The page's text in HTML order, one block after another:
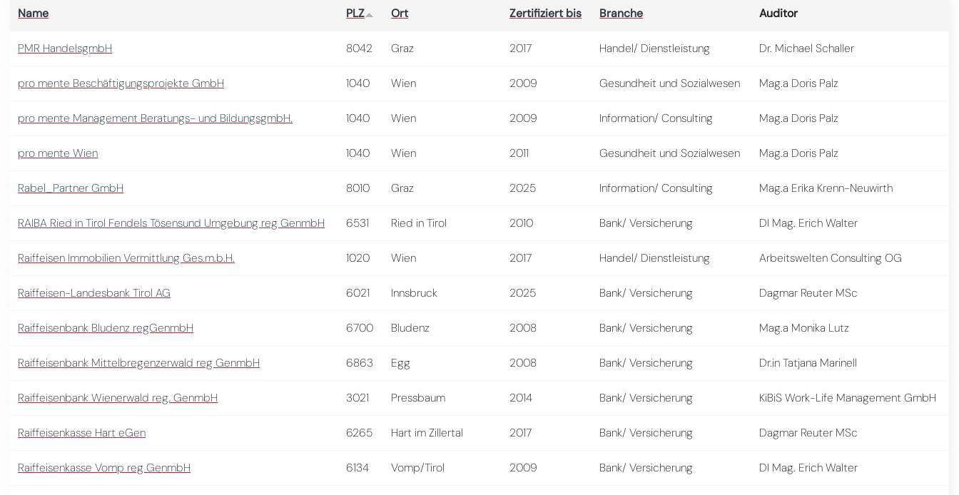
Name PLZ Ort Zertifiziert bis Branche Auditor
PMR HandelsgmbH 8042 Graz 2017 Handel/ Dienstleistung Dr. Michael Schaller
pro mente Beschäftigungsprojekte GmbH 1040 Wien 2009 Gesundheit und Sozialwesen Mag.a Doris Palz
pro mente Management Beratungs- und BildungsgmbH. 1040 Wien 2009 Information/ Consulting Mag.a Doris Palz
pro mente Wien 1040 Wien 2011 Gesundheit und Sozialwesen Mag.a Doris Palz
Rabel_Partner GmbH 8010 Graz 2025 Information/ Consulting Mag.a Erika Krenn-Neuwirth
RAIBA Ried in Tirol Fendels Tösensund Umgebung reg GenmbH 6531 Ried in Tirol 2010 Bank/ Versicherung DI Mag. Erich Walter
Raiffeisen Immobilien Vermittlung Ges.m.b.H. 1020 Wien 2017 Handel/ Dienstleistung Arbeitswelten Consulting OG
Raiffeisen-Landesbank Tirol AG 6021 Innsbruck 2025 Bank/ Versicherung Dagmar Reuter MSc
Raiffeisenbank Bludenz regGenmbH 6700 Bludenz 2008 Bank/ Versicherung Mag.a Monika Lutz
Raiffeisenbank Mittelbregenzerwald reg GenmbH 6863 Egg 2008 Bank/ Versicherung Dr.in Tatjana Marinell
Raiffeisenbank Wienerwald reg. GenmbH 3021 Pressbaum 2014 Bank/ Versicherung KiBiS Work-Life Management GmbH
Raiffeisenkasse Hart eGen 6265 Hart im Zillertal 2017 Bank/ Versicherung Dagmar Reuter MSc
Raiffeisenkasse Vomp reg GenmbH 6134 Vomp/Tirol 2009 Bank/ Versicherung DI Mag. Erich Walter